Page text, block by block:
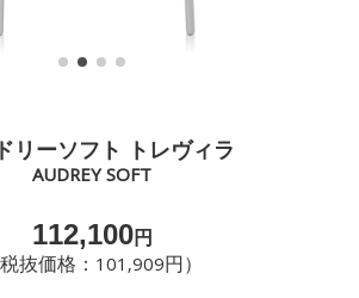
リーソフト トレヴィラ
AUDREY SOFT
112,100円
税抜価格：101,909円）